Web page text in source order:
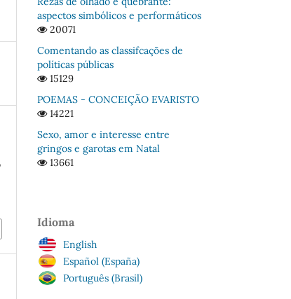
aspectos simbólicos e performáticos
20071
Comentando as classifcações de
políticas públicas
15129
POEMAS - CONCEIÇÃO EVARISTO
14221
Sexo, amor e interesse entre
gringos e garotas em Natal
13661
Idioma
English
Español (España)
Português (Brasil)